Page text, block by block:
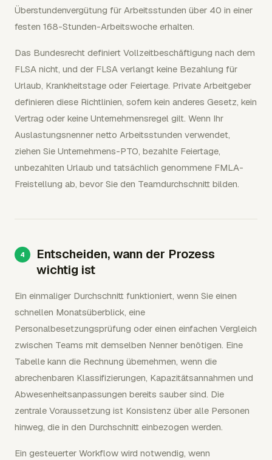
Überstundenvergütung für Arbeitsstunden über 40 in einer
festen 168-Stunden-Arbeitswoche erhalten.
Das Bundesrecht definiert Vollzeitbeschäftigung nach dem
FLSA nicht, und der FLSA verlangt keine Bezahlung für
Urlaub, Krankheitstage oder Feiertage. Private Arbeitgeber
definieren diese Richtlinien, sofern kein anderes Gesetz, kein
Vertrag oder keine Unternehmensregel gilt. Wenn Ihr
Auslastungsnenner netto Arbeitsstunden verwendet,
ziehen Sie Unternehmens-PTO, bezahlte Feiertage,
unbezahlten Urlaub und tatsächlich genommene FMLA-
Freistellung ab, bevor Sie den Teamdurchschnitt bilden.
Entscheiden, wann der Prozess
wichtig ist
Ein einmaliger Durchschnitt funktioniert, wenn Sie einen
schnellen Monatsüberblick, eine
Personalbesetzungsprüfung oder einen einfachen Vergleich
zwischen Teams mit demselben Nenner benötigen. Eine
Tabelle kann die Rechnung übernehmen, wenn die
abrechenbaren Klassifizierungen, Kapazitätsannahmen und
Abwesenheitsanpassungen bereits sauber sind. Die
zentrale Voraussetzung ist Konsistenz über alle Personen
hinweg, die in den Durchschnitt einbezogen werden.
Ein gesteuerter Workflow wird notwendig, wenn